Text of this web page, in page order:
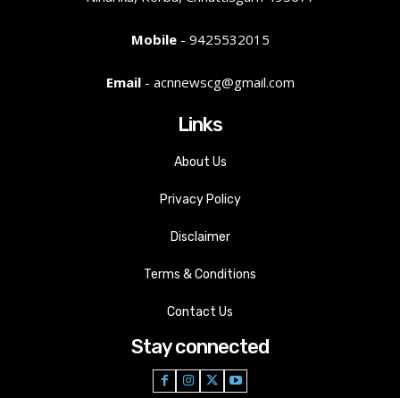
Mobile- 9425532015
Email- acnnewscg@gmail.com
Links
About Us
Privacy Policy
Disclaimer
Terms & Conditions
Contact Us
Stay connected